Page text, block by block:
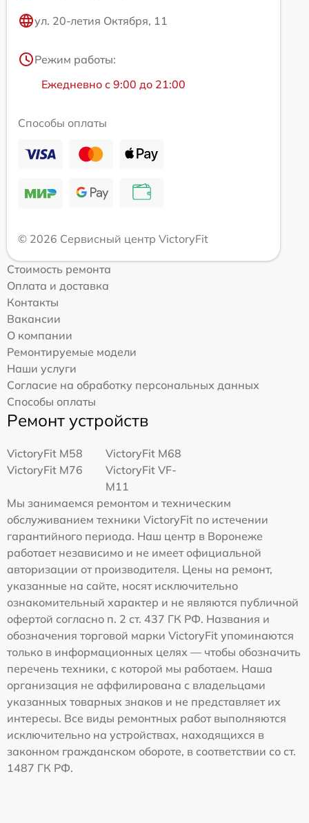
ул. 20-летия Октября, 11
Режим работы:
Ежедневно с 9:00 до 21:00
Способы оплаты
© 2026 Сервисный центр VictoryFit
Стоимость ремонта
Оплата и доставка
Контакты
Вакансии
О компании
Ремонтируемые модели
Наши услуги
Согласие на обработку персональных данных
Способы оплаты
Ремонт устройств
VictoryFit M58
VictoryFit M68
VictoryFit M76
VictoryFit VF-
M11
Мы занимаемся ремонтом и техническим
обслуживанием техники VictoryFit по истечении
гарантийного периода. Наш центр в Воронеже
работает независимо и не имеет официальной
авторизации от производителя. Цены на ремонт,
указанные на сайте, носят исключительно
ознакомительный характер и не являются публичной
офертой согласно п. 2 ст. 437 ГК РФ. Названия и
обозначения торговой марки VictoryFit упоминаются
только в информационных целях — чтобы обозначить
перечень техники, с которой мы работаем. Наша
организация не аффилирована с владельцами
указанных товарных знаков и не представляет их
интересы. Все виды ремонтных работ выполняются
исключительно на устройствах, находящихся в
законном гражданском обороте, в соответствии со ст.
1487 ГК РФ.